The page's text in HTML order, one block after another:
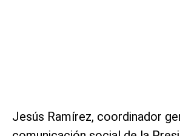
Jesús Ramírez, coordinador